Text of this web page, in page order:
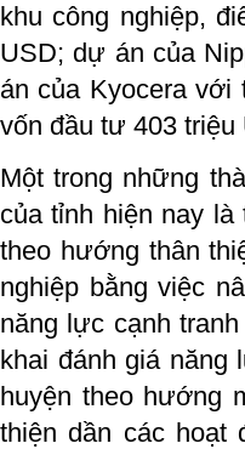
khu công nghiệp,
USD; dự án của
án của Kyocera với
vốn đầu tư 403
Một trong những
của tỉnh hiện nay
theo hướng thân
nghiệp bằng việc
năng lực cạnh
khai đánh giá năng
huyện theo hướng
thiện dần các hoạt